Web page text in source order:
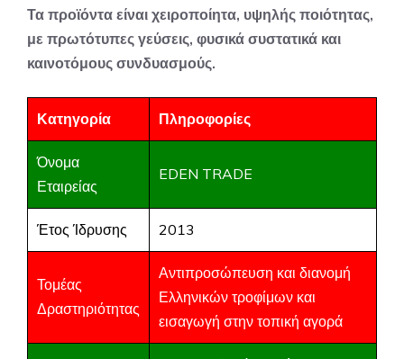
Τα προϊόντα είναι χειροποίητα, υψηλής ποιότητας,
με πρωτότυπες γεύσεις, φυσικά συστατικά και
καινοτόμους συνδυασμούς.
Κατηγορία Πληροφορίες
Όνομα
Εταιρείας
EDEN TRADE
Έτος Ίδρυσης 2013
Τομέας
Δραστηριότητας
Αντιπροσώπευση και διανομή
Ελληνικών τροφίμων και
εισαγωγή στην τοπική αγορά